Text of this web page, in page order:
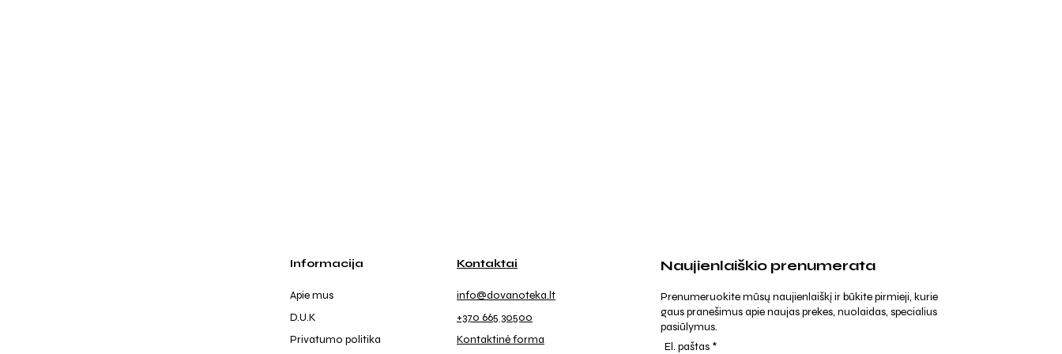
Informacija
Apie mus
D.U.K
Privatumo politika
Kontaktai
info@dovanoteka.lt
+370 665 30500
Kontaktinė forma
Naujienlaiškio prenumerata
Prenumeruokite mūsų naujienlaiškį ir būkite pirmieji, kurie
gaus pranešimus apie naujas prekes, nuolaidas, specialius
pasiūlymus.
El. paštas